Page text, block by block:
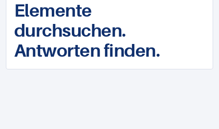
Elemente
durchsuchen.
Antworten finden.